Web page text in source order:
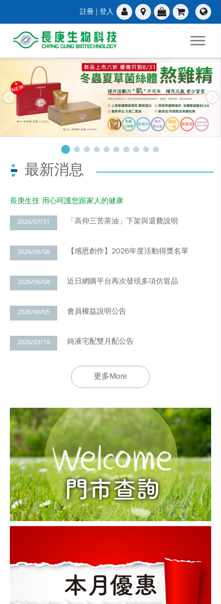
註冊 | 登入
Previous
最新消息
長庚生技 用心呵護您跟家人的健康
2026/07/31 「高仰三苦茶油」下架與退費說明
2026/06/08 【感恩創作】2026年度活動得獎名單
2026/06/08 近日網購平台再次發現多項仿冒品
2026/06/05 會員權益說明公告
2026/03/16 純液宅配雙月配公告
更多more